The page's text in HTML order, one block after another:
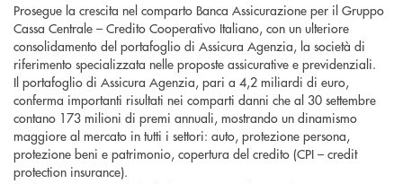
Prosegue la crescita nel comparto Banca Assicurazione per il Gruppo
Cassa Centrale – Credito Cooperativo Italiano, con un ulteriore
consolidamento del portafoglio di Assicura Agenzia, la società di
riferimento specializzata nelle proposte assicurative e previdenziali.
Il portafoglio di Assicura Agenzia, pari a 4,2 miliardi di euro,
conferma importanti risultati nei comparti danni che al 30 settembre
contano 173 milioni di premi annuali, mostrando un dinamismo
maggiore al mercato in tutti i settori: auto, protezione persona,
protezione beni e patrimonio, copertura del credito (CPI – credit
protection insurance).